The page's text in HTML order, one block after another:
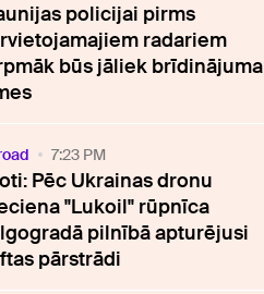
policijai pirms
radariem
būs jāliek brīdinājuma
7:23 PM
Pēc Ukrainas dronu
"Lukoil" rūpnīca
pilnībā apturējusi
pārstrādi